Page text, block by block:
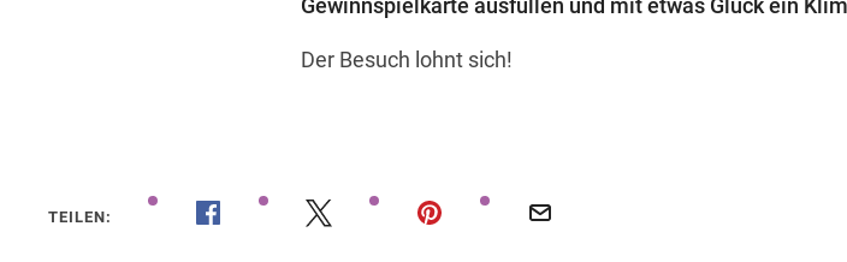
Gewinnspielkarte ausfüllen und mit etwas Glück ein
Der Besuch lohnt sich!
TEILEN: